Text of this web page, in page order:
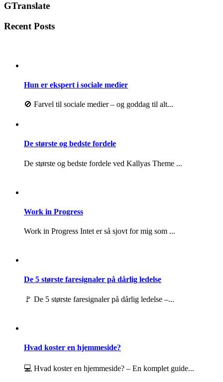
GTranslate
Recent Posts
Hun er ekspert i sociale medier
🚫 Farvel til sociale medier – og goddag til alt...
De største og bedste fordele
De største og bedste fordele ved Kallyas Theme ...
Work in Progress
Work in Progress Intet er så sjovt for mig som ...
De 5 største faresignaler på dårlig ledelse
🚩 De 5 største faresignaler på dårlig ledelse –...
Hvad koster en hjemmeside?
💻 Hvad koster en hjemmeside? – En komplet guide...